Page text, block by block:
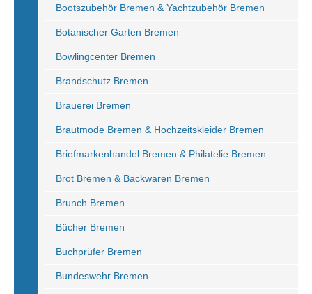
Bootszubehör Bremen & Yachtzubehör Bremen
Botanischer Garten Bremen
Bowlingcenter Bremen
Brandschutz Bremen
Brauerei Bremen
Brautmode Bremen & Hochzeitskleider Bremen
Briefmarkenhandel Bremen & Philatelie Bremen
Brot Bremen & Backwaren Bremen
Brunch Bremen
Bücher Bremen
Buchprüfer Bremen
Bundeswehr Bremen